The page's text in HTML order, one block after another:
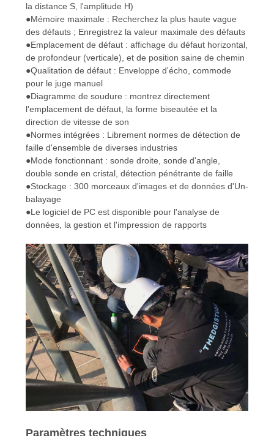
la distance S, l'amplitude H)
●Mémoire maximale : Recherchez la plus haute vague
des défauts ; Enregistrez la valeur maximale des défauts
●Emplacement de défaut : affichage du défaut horizontal,
de profondeur (verticale), et de position saine de chemin
●Qualitation de défaut : Enveloppe d'écho, commode
pour le juge manuel
●Diagramme de soudure : montrez directement
l'emplacement de défaut, la forme biseautée et la
direction de vitesse de son
●Normes intégrées : Librement normes de détection de
faille d'ensemble de diverses industries
●Mode fonctionnant : sonde droite, sonde d'angle,
double sonde en cristal, détection pénétrante de faille
●Stockage : 300 morceaux d'images et de données d'Un-
balayage
●Le logiciel de PC est disponible pour l'analyse de
données, la gestion et l'impression de rapports
Paramètres techniques